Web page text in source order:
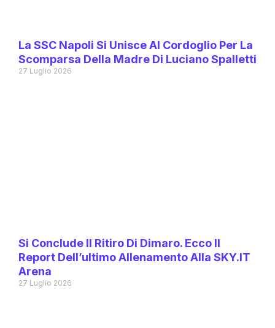
La SSC Napoli Si Unisce Al Cordoglio Per La
Scomparsa Della Madre Di Luciano Spalletti
27 Luglio 2026
Si Conclude Il Ritiro Di Dimaro. Ecco Il
Report Dell’ultimo Allenamento Alla SKY.IT
Arena
27 Luglio 2026